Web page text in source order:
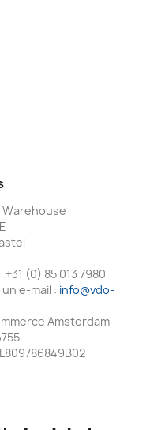
Warehouse
+31 (0) 85 013 7980
e-mail : info@vdo-
Amsterdam